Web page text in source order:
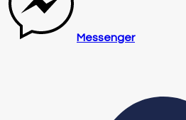
Messenger